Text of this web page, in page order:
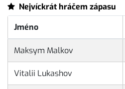
Nejvíckrát hráčem zápasu
Jméno
Maksym Malkov
Vitalii Lukashov